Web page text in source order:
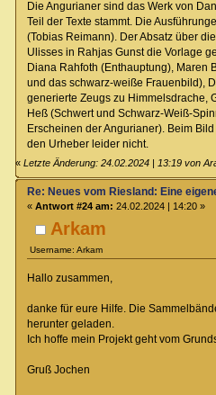
Die Angurianer sind das Werk von
Teil der Texte stammt. Die
(Tobias Reimann). Der Absatz über
Ulisses in Rahjas Gunst die Vorlage
Diana Rahfoth (Enthauptung), Maren
und das schwarz-weiße Frauenbild),
generierte Zeugs zu Himmelsdrache,
Heß (Schwert und Schwarz-Weiß-
Erscheinen der Angurianer). Beim
den Urheber leider nicht.
«Letzte Änderung: 24.02.2024 | 13:19 von
Arkam
Username: Arkam
Re: Neues vom Riesland: Eine
« Antwort #24 am: 24.02.2024 | 14:20 »
Hallo zusammen,
danke für eure Hilfe. Die
herunter geladen.
Ich hoffe mein Projekt geht vom
Gruß Jochen